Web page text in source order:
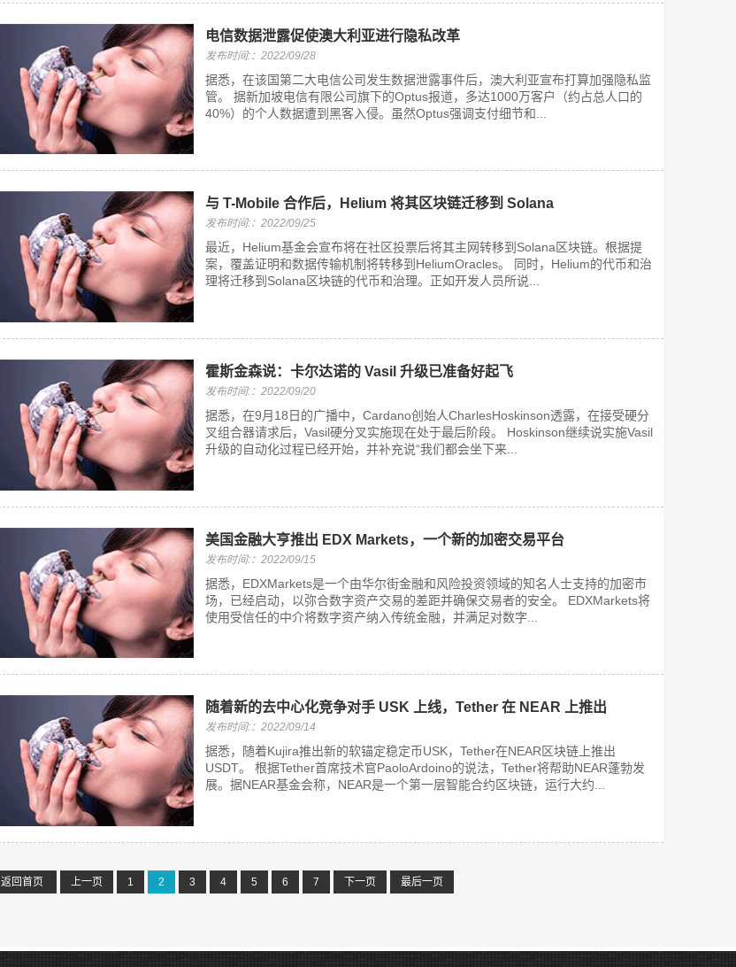
电信数据泄露促使澳大利亚进行隐私改革
发布时间:：2022/09/28
据悉，在该国第二大电信公司发生数据泄露事件后，澳大利亚宣布打算加强隐私监
管。 据新加坡电信有限公司旗下的Optus报道，多达1000万客户（约占总人口的
40%）的个人数据遭到黑客入侵。虽然Optus强调支付细节和...
与 T-Mobile 合作后，Helium 将其区块链迁移到 Solana
发布时间:：2022/09/25
最近，Helium基金会宣布将在社区投票后将其主网转移到Solana区块链。根据提
案，覆盖证明和数据传输机制将转移到HeliumOracles。 同时，Helium的代币和治
理将迁移到Solana区块链的代币和治理。正如开发人员所说...
霍斯金森说：卡尔达诺的 Vasil 升级已准备好起飞
发布时间:：2022/09/20
据悉，在9月18日的广播中，Cardano创始人CharlesHoskinson透露，在接受硬分
叉组合器请求后，Vasil硬分叉实施现在处于最后阶段。 Hoskinson继续说实施Vasil
升级的自动化过程已经开始，并补充说“我们都会坐下来...
美国金融大亨推出 EDX Markets，一个新的加密交易平台
发布时间:：2022/09/15
据悉，EDXMarkets是一个由华尔街金融和风险投资领域的知名人士支持的加密市
场，已经启动，以弥合数字资产交易的差距并确保交易者的安全。 EDXMarkets将
使用受信任的中介将数字资产纳入传统金融，并满足对数字...
随着新的去中心化竞争对手 USK 上线，Tether 在 NEAR 上推出
发布时间:：2022/09/14
据悉，随着Kujira推出新的软锚定稳定币USK，Tether在NEAR区块链上推出
USDT。 根据Tether首席技术官PaoloArdoino的说法，Tether将帮助NEAR蓬勃发
展。据NEAR基金会称，NEAR是一个第一层智能合约区块链，运行大约...
返回首页 上一页 1 2 3 4 5 6 7 下一页 最后一页